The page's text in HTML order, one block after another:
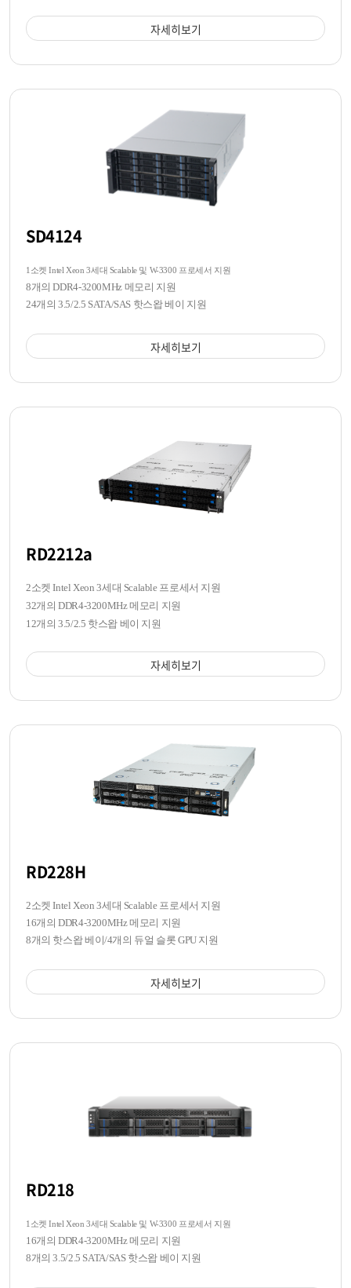
자세히보기
SD4124
1소켓 Intel Xeon 3세대 Scalable 및 W-3300 프로세서 지원
8개의 DDR4-3200MHz 메모리 지원
24개의 3.5/2.5 SATA/SAS 핫스왑 베이 지원
자세히보기
RD2212a
2소켓 Intel Xeon 3세대 Scalable 프로세서 지원
32개의 DDR4-3200MHz 메모리 지원
12개의 3.5/2.5 핫스왑 베이 지원
자세히보기
RD228H
2소켓 Intel Xeon 3세대 Scalable 프로세서 지원
16개의 DDR4-3200MHz 메모리 지원
8개의 핫스왑 베이/4개의 듀얼 슬롯 GPU 지원
자세히보기
RD218
1소켓 Intel Xeon 3세대 Scalable 및 W-3300 프로세서 지원
16개의 DDR4-3200MHz 메모리 지원
8개의 3.5/2.5 SATA/SAS 핫스왑 베이 지원